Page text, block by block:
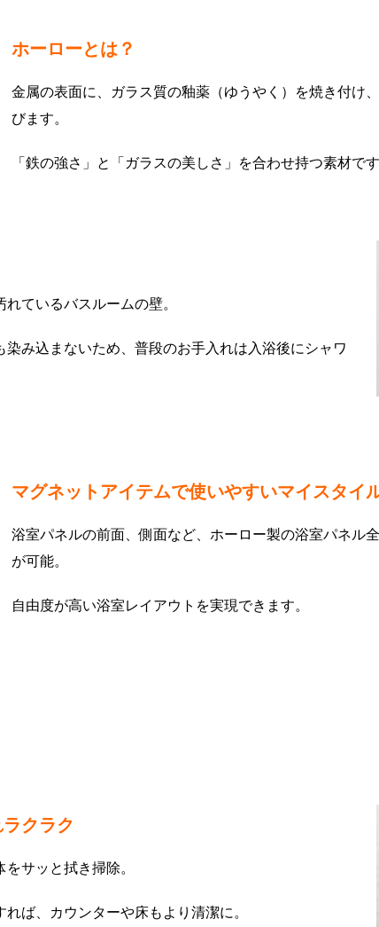
ホーローとは？
金属の表面に、ガラス質の釉薬（ゆうやく）を焼き付け
びます。
「鉄の強さ」と「ガラスの美しさ」を合わせ持つ素材で
ているバスルームの壁。
み込まないため、普段のお手入れは入浴後にシャワ
マグネットアイテムで使いやすいマイスタイ
浴室パネルの前面、側面など、ホーロー製の浴室パネル
が可能。
自由度が高い浴室レイアウトを実現できます。
クラク
サッと拭き掃除。
ば、カウンターや床もより清潔に。